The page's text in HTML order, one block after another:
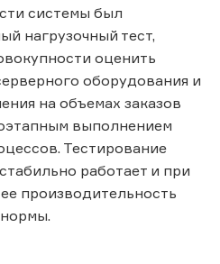
системы был
нагрузочный тест,
оценить
оборудования и
на объемах заказов
выполнением
Тестирование
работает и при
производительность